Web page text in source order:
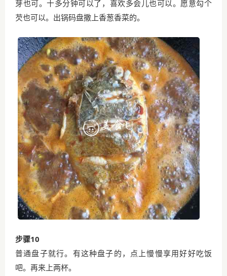
芽也可。十多分钟可以了，喜欢多会儿也可以。愿意勾个
芡也可以。出锅码盘撒上香葱香菜的。
步骤10
普通盘子就行。有这种盘子的，点上慢慢享用好好吃饭
吧。再来上两杯。